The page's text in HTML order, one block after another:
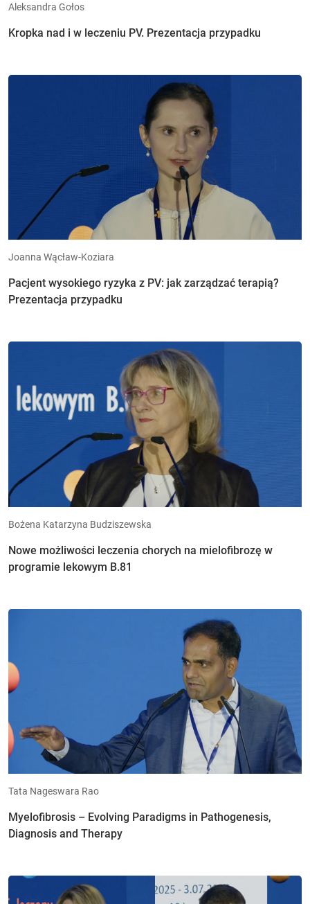
Aleksandra Gołos
Kropka nad i w leczeniu PV. Prezentacja przypadku
Joanna Wącław-Koziara
Pacjent wysokiego ryzyka z PV: jak zarządzać terapią?
Prezentacja przypadku
Bożena Katarzyna Budziszewska
Nowe możliwości leczenia chorych na mielofibrozę w
programie lekowym B.81
Tata Nageswara Rao
Myelofibrosis – Evolving Paradigms in Pathogenesis,
Diagnosis and Therapy